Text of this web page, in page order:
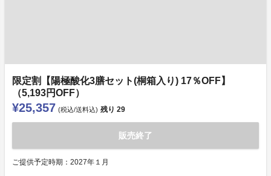
限定割【陽極酸化3膳セット(桐箱入り) 17％OFF】
（5,193円OFF）
¥25,357 (税込/送料込) 残り 29
販売終了
ご提供予定時期：2027年１月